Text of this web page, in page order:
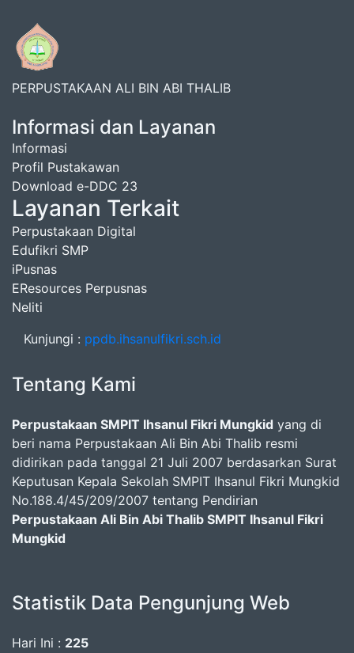
PERPUSTAKAAN ALI BIN ABI THALIB
Informasi dan Layanan
Informasi
Profil Pustakawan
Download e-DDC 23
Layanan Terkait
Perpustakaan Digital
Edufikri SMP
iPusnas
EResources Perpusnas
Neliti
Kunjungi : ppdb.ihsanulfikri.sch.id
Tentang Kami
Perpustakaan SMPIT Ihsanul Fikri Mungkid yang di
beri nama Perpustakaan Ali Bin Abi Thalib resmi
didirikan pada tanggal 21 Juli 2007 berdasarkan Surat
Keputusan Kepala Sekolah SMPIT Ihsanul Fikri Mungkid
No.188.4/45/209/2007 tentang Pendirian
Perpustakaan Ali Bin Abi Thalib SMPIT Ihsanul Fikri
Mungkid
Statistik Data Pengunjung Web
Hari Ini : 225